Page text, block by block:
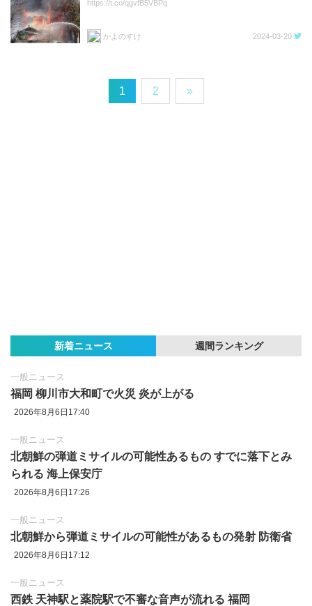
https://t.co/qgvfB5VBPq
かよのすけ 2024-03-20
1 2 »
新着ニュース 週間ランキング
一般ニュース
福岡 柳川市大和町で火災 炎が上がる
2026年8月6日17:40
一般ニュース
北朝鮮の弾道ミサイルの可能性あるもの すでに落下とみ
られる 海上保安庁
2026年8月6日17:26
一般ニュース
北朝鮮から弾道ミサイルの可能性があるもの発射 防衛省
2026年8月6日17:12
一般ニュース
西鉄 天神駅と薬院駅で不審な音声が流れる 福岡